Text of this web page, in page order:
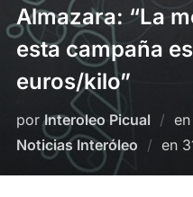
Almazara: “La
esta campaña
euros/kilo”
porInteroleo Picual en
Noticias Interóleo
en